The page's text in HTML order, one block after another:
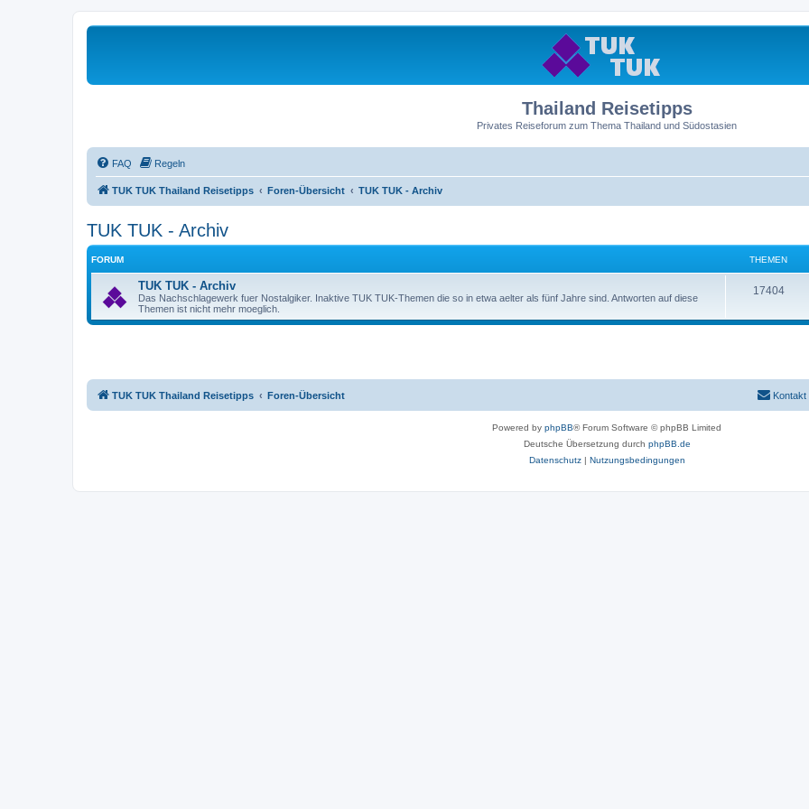
Thailand Reisetipps
Privates Reiseforum zum Thema Thailand und Südostasien
FAQ Regeln
TUK TUK Thailand Reisetipps Foren-Übersicht TUK TUK - Archiv
TUK TUK - Archiv
FORUM THEMEN
TUK TUK - Archiv
Das Nachschlagewerk fuer Nostalgiker. Inaktive TUK TUK-Themen die so in etwa aelter als fünf Jahre sind. Antworten auf diese
Themen ist nicht mehr moeglich.
17404
TUK TUK Thailand Reisetipps Foren-Übersicht Kontakt
Powered by phpBB® Forum Software © phpBB Limited
Deutsche Übersetzung durch phpBB.de
Datenschutz| Nutzungsbedingungen